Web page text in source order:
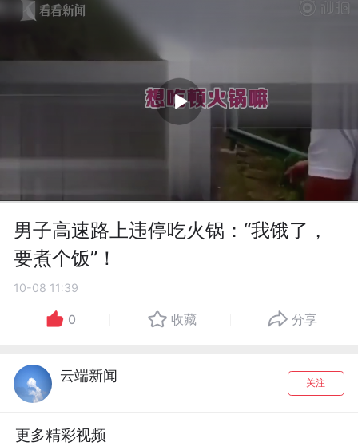
男子高速路上违停吃火锅：“我饿了，
要煮个饭”！
10-08 11:39
0 收藏 分享
云端新闻 关注
更多精彩视频